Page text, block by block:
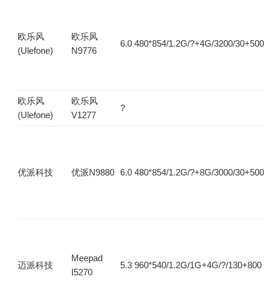
欧乐风
(Ulefone)
欧乐风
N9776
6.0 480*854/1.2G/?+4G/3200/30+500
欧乐风
(Ulefone)
欧乐风
V1277
?
优派科技 优派N9880 6.0 480*854/1.2G/?+8G/3000/30+500
迈派科技
Meepad
I5270
5.3 960*540/1.2G/1G+4G/?/130+800